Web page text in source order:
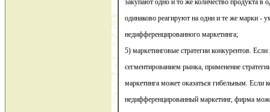
закупают одно и то же количество продукта в
одинаково реагируют на одни и те же марки -
недифференцированного маркетинга;
5) маркетинговые стратегии конкурентов.
сегментированием рынка, применение
маркетинга может оказаться гибельным. Если
недифференцированный маркетинг, фирма